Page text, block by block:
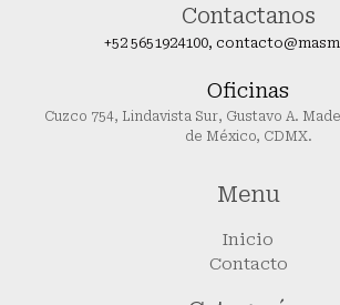
Contactanos
+52 5651924100,
Oficinas
Cuzco 754, Lindavista Sur, Gustavo A.
de México, CDMX.
Menu
Inicio
Contacto